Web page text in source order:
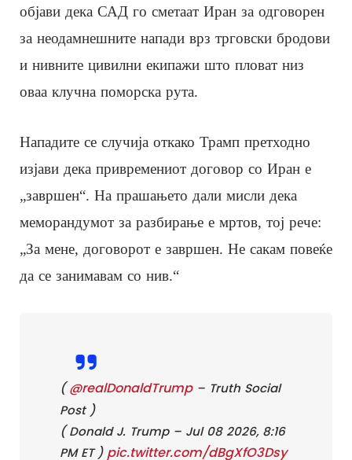
објави дека САД го сметаат Иран за одговорен
за неодамнешните напади врз трговски бродови
и нивните цивилни екипажи што пловат низ
оваа клучна поморска рута.
Нападите се случија откако Трамп претходно
изјави дека привремениот договор со Иран е
„завршен“. На прашањето дали мисли дека
меморандумот за разбирање е мртов, тој рече:
„За мене, договорот е завршен. Не сакам повеќе
да се занимавам со нив.“
(@realDonaldTrump– Truth Social
Post )
( Donald J. Trump – Jul 08 2026, 8:16
PM ET ) pic.twitter.com/dBgXfO3Dsy